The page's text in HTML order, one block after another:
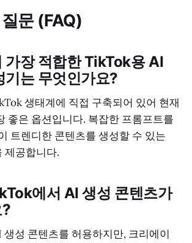
문 (FAQ)
가장 적합한 TikTok용 AI
기는 무엇인가요?
생태계에 직접 구축되어 있어 현재
좋은 옵션입니다. 복잡한 프롬프트를
트렌디한 콘텐츠를 생성할 수 있는
제공합니다.
에서 AI 생성 콘텐츠가
성 콘텐츠를 허용하지만, 크리에이